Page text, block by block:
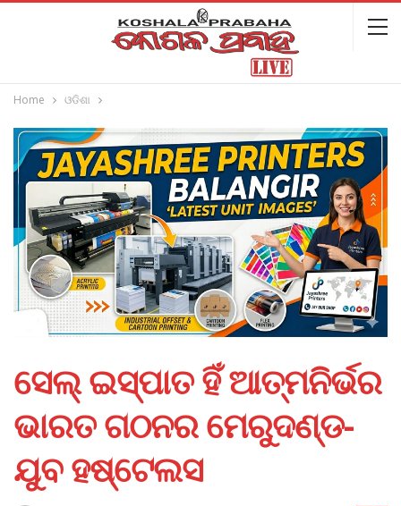
Home ଓଡିଶା
ସେଲ୍ ଇସ୍ପାତ ହିଁ ଆତ୍ମନିର୍ଭର
ଭାରତ ଗଠନର ମେରୁଦଣ୍ଡ-
ଯୁବ ହଷ୍ଟେଲସ